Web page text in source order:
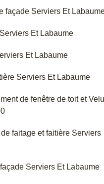
façade Serviers Et
Et Labaume
Et Labaume
Serviers Et Labaume
de fenêtre de toit et
faitage et faitière Serviers
Serviers Et Labaume